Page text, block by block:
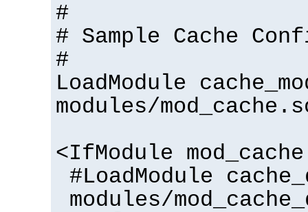
#
# Sample Cache
#
LoadModule
modules/
<IfModule
#LoadModule
modules/